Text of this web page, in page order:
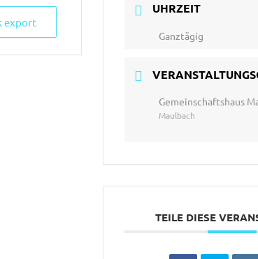
export
UHRZEIT
Ganztägig
Gemeinschaftshaus
Maulbach
TEILE DIESE